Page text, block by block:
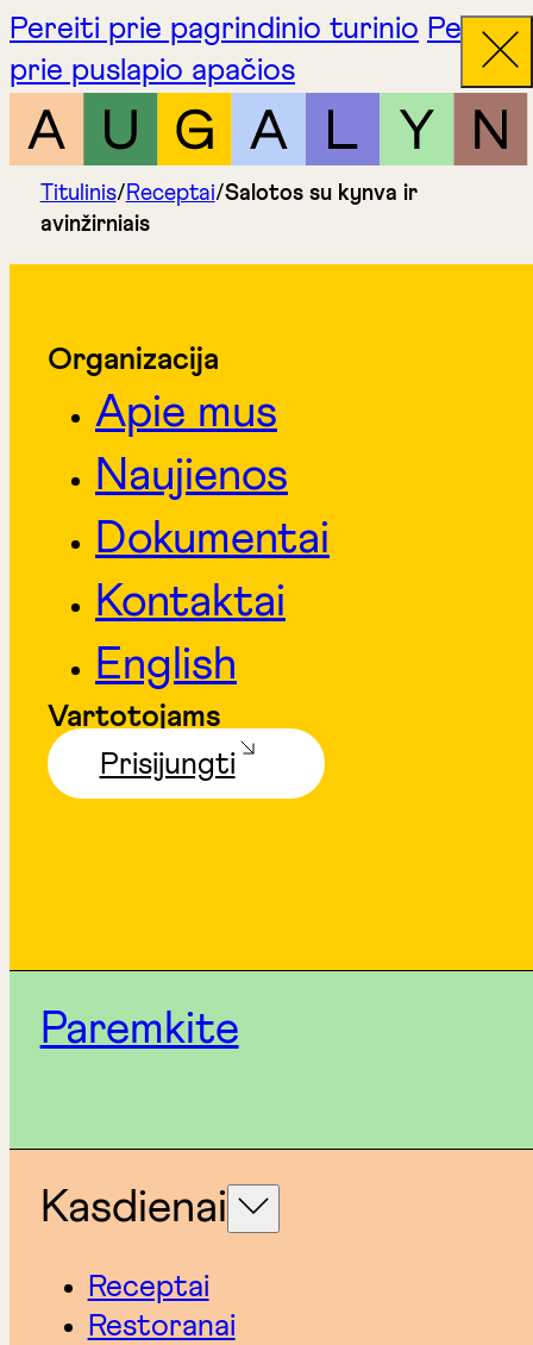
Pereiti prie pagrindinio turinio Pereiti
prie puslapio apačios
Titulinis/Receptai/Salotos su kynva ir
avinžirniais
Organizacija
Apie mus
Naujienos
Dokumentai
Kontaktai
English
Vartotojams
Prisijungti
Paremkite
Kasdienai
Receptai
Restoranai